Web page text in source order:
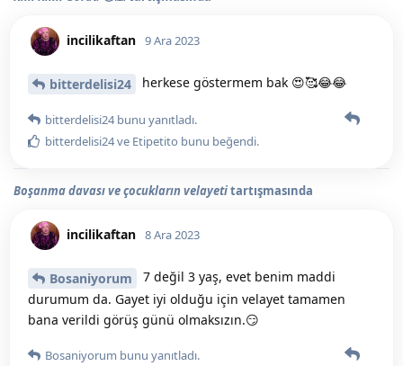
incilikaftan 9 Ara 2023
bitterdelisi24 herkese göstermem bak 😍🥰😂😂
bitterdelisi24bunu yanıtladı.
bitterdelisi24ve Etipetito bunu beğendi.
Boşanma davası ve çocukların velayetitartışmasında
incilikaftan 8 Ara 2023
Bosaniyorum
7 değil 3 yaş, evet benim maddi
durumum da. Gayet iyi olduğu için velayet tamamen
bana verildi görüş günü olmaksızın.😏
Bosaniyorum bunu yanıtladı.